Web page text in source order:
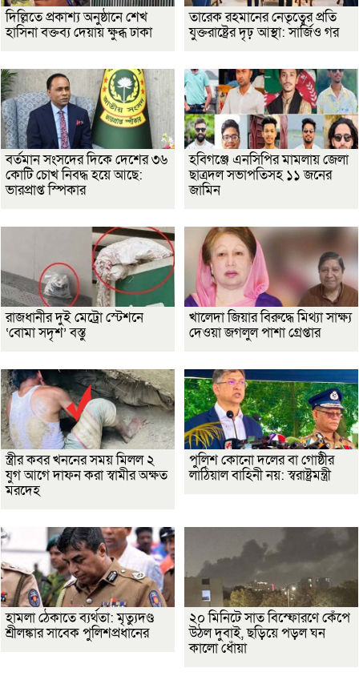
দিল্লিতে প্রকাশ্য অনুষ্ঠানে শেখ
হাসিনা বক্তব্য দেয়ায় ক্ষুব্ধ ঢাকা
তারেক রহমানের নেতৃত্বের প্রতি
যুক্তরাষ্ট্রের দৃঢ় আস্থা: সার্জিও গর
বর্তমান সংসদের দিকে দেশের ৩৬
কোটি চোখ নিবদ্ধ হয়ে আছে:
ভারপ্রাপ্ত স্পিকার
হবিগঞ্জে এনসিপির মামলায় জেলা
ছাত্রদল সভাপতিসহ ১১ জনের
জামিন
রাজধানীর দুই মেট্রো স্টেশনে
‘বোমা সদৃশ’ বস্তু
খালেদা জিয়ার বিরুদ্ধে মিথ্যা সাক্ষ্য
দেওয়া জগলুল পাশা গ্রেপ্তার
স্ত্রীর কবর খননের সময় মিলল ২
যুগ আগে দাফন করা স্বামীর অক্ষত
মরদেহ
পুলিশ কোনো দলের বা গোষ্ঠীর
লাঠিয়াল বাহিনী নয়: স্বরাষ্ট্রমন্ত্রী
হামলা ঠেকাতে ব্যর্থতা: মৃত্যুদণ্ড
শ্রীলঙ্কার সাবেক পুলিশপ্রধানের
২০ মিনিটে সাত বিস্ফোরণে কেঁপে
উঠল দুবাই, ছড়িয়ে পড়ল ঘন
কালো ধোঁয়া